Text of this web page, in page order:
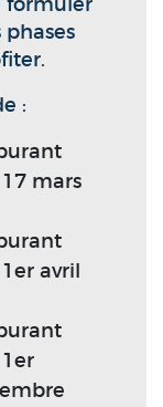
:
mars
avril